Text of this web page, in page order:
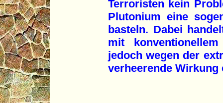
Terroristen kein
Plutonium eine
basteln. Dabei
mit
jedoch wegen der
verheerende Wirkung